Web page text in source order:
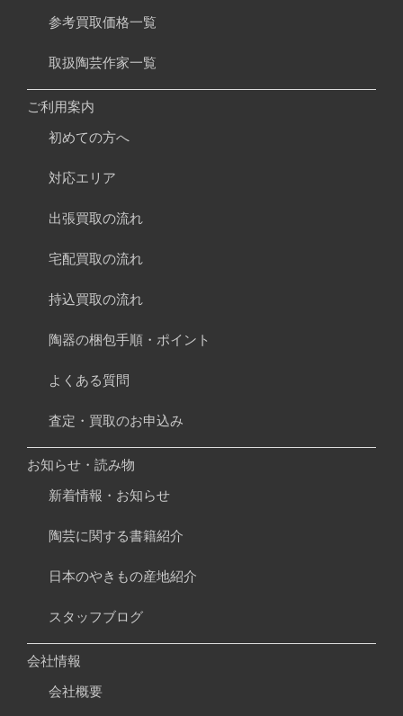
参考買取価格一覧
取扱陶芸作家一覧
ご利用案内
初めての方へ
対応エリア
出張買取の流れ
宅配買取の流れ
持込買取の流れ
陶器の梱包手順・ポイント
よくある質問
査定・買取のお申込み
お知らせ・読み物
新着情報・お知らせ
陶芸に関する書籍紹介
日本のやきもの産地紹介
スタッフブログ
会社情報
会社概要